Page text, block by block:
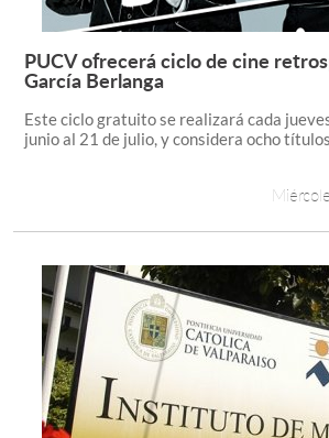
PUCV ofrecerá ciclo de cine
García Berlanga
Este ciclo gratuito se realizará cada
junio al 21 de julio, y considera ocho